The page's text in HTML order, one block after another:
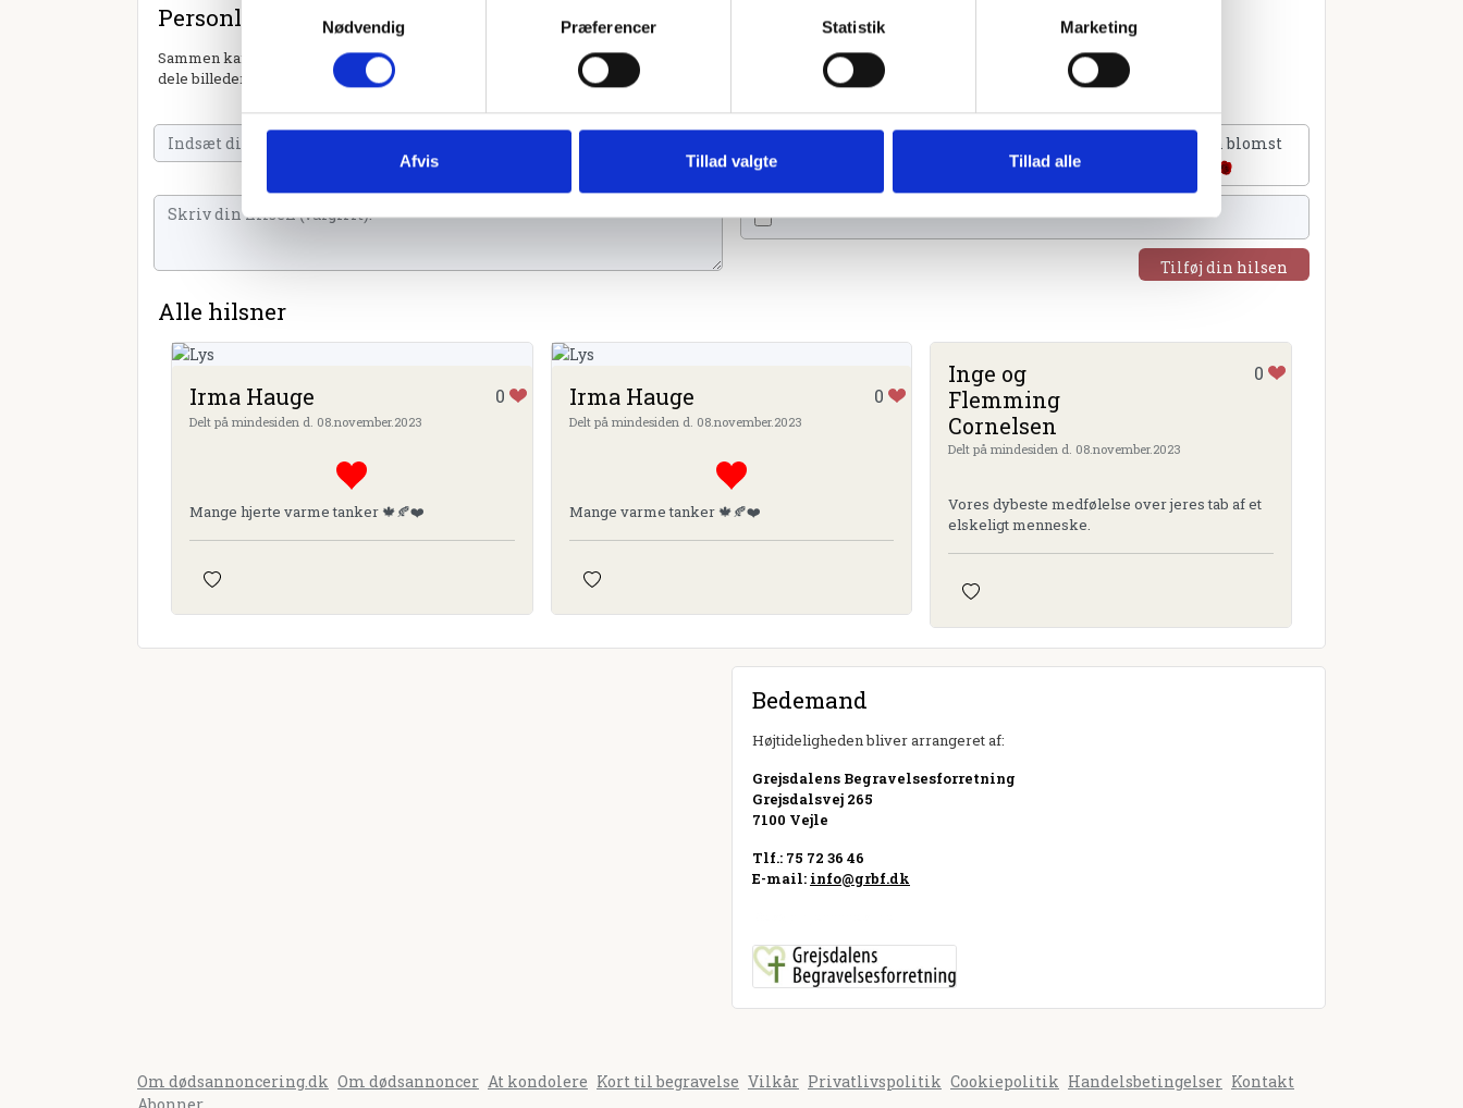
Nødvendig
Præferencer Statistik Marketing
Afvis Tillad valgte Tillad alle
Personlig hilsen
Sammen kan vi mindes Else Marie Egsgaard. Du kan tænde et lys, skrive et mindeord,
dele billeder og video eller blot sende et hjerte eller en rose
Tilføj en blomst
Tilføj din hilsen
Alle hilsner
Irma Hauge 0
Delt på mindesiden d. 08.november.2023
Mange hjerte varme tanker 🍁🍂❤️
Irma Hauge 0
Delt på mindesiden d. 08.november.2023
Mange varme tanker 🍁🍂❤️
Inge og
Flemming
Cornelsen
0
Delt på mindesiden d. 08.november.2023
Vores dybeste medfølelse over jeres tab af et
elskeligt menneske.
Bedemand
Højtideligheden bliver arrangeret af:
Grejsdalens Begravelsesforretning
Grejsdalsvej 265
7100 Vejle
Tlf.: 75 72 36 46
E-mail: info@grbf.dk
Om dødsannoncering.dk Om dødsannoncer At kondolere Kort til begravelse Vilkår Privatlivspolitik Cookiepolitik Handelsbetingelser Kontakt